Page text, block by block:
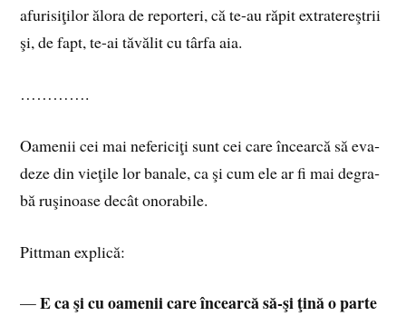
afu­ri­si­ţi­lor ălo­ra de re­por­teri, că te-au ră­pit ex­tra­te­reş­trii
şi, de fapt, te-ai tă­vă­lit cu târ­fa aia.
………….
Oa­me­nii cei mai ne­fe­ri­ciţi sunt cei care în­cear­că să eva­
de­ze din vie­ţi­le lor ba­na­le, ca şi cum ele ar fi mai de­gra­
bă ru­şi­noa­se de­cât ono­ra­bi­le.
Pit­tman ex­pli­că:
—E ca şi cu oa­me­nii care în­cear­că să-şi ţină o par­te